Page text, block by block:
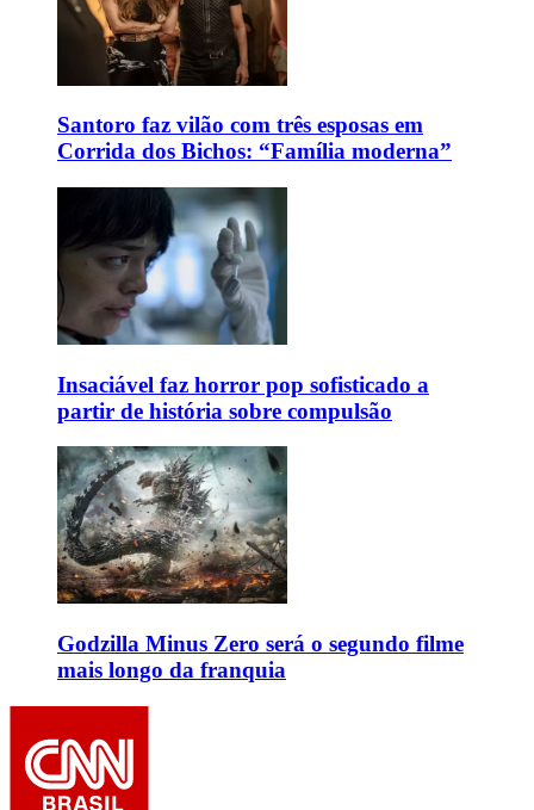
Santoro faz vilão com três esposas em
Corrida dos Bichos: “Família moderna”
Insaciável faz horror pop sofisticado a
partir de história sobre compulsão
Godzilla Minus Zero será o segundo filme
mais longo da franquia